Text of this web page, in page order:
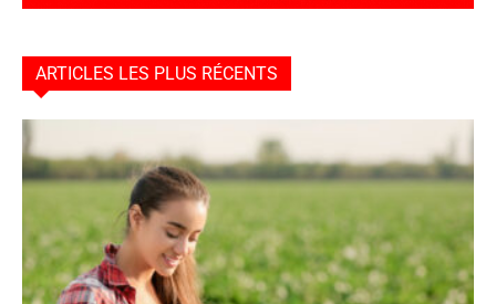
ARTICLES LES PLUS RÉCENTS